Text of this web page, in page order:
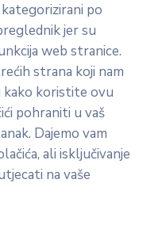
po
jer su
web stranice.
strana koji nam
kako koristite ovu
pohraniti u vaš
Dajemo vam
ali isključivanje
na vaše